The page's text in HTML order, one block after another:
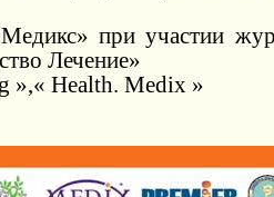
при участии
Лечение»
»,« Health. Medix »